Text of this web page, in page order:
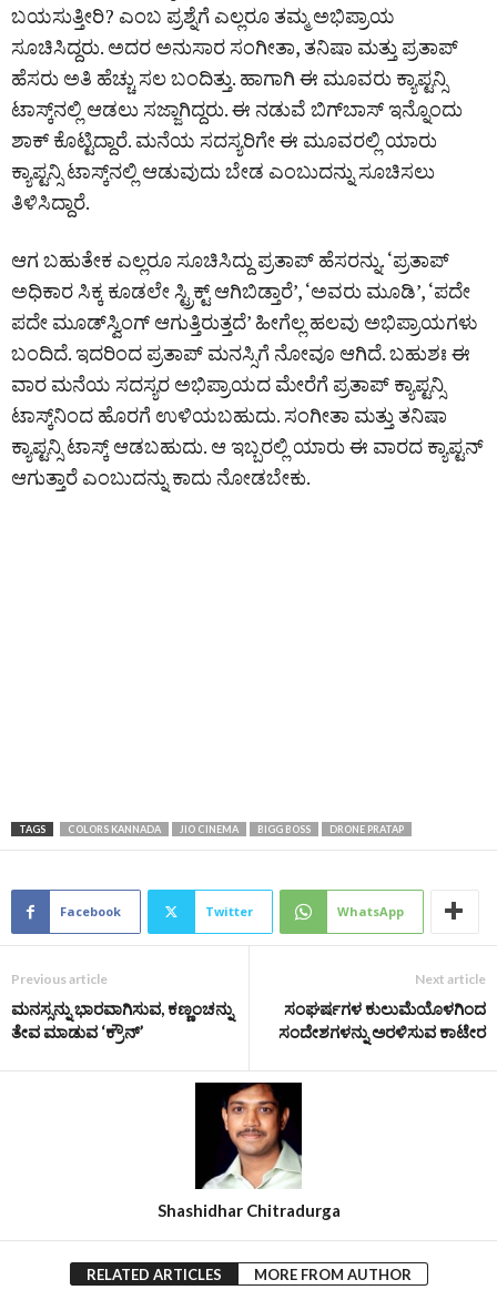
ಬಯಸುತ್ತೀರಿ? ಎಂಬ ಪ್ರಶ್ನೆಗೆ ಎಲ್ಲರೂ ತಮ್ಮ ಅಭಿಪ್ರಾಯ
ಸೂಚಿಸಿದ್ದರು. ಅದರ ಅನುಸಾರ ಸಂಗೀತಾ, ತನಿಷಾ ಮತ್ತು ಪ್ರತಾಪ್
ಹೆಸರು ಅತಿ ಹೆಚ್ಚು ಸಲ ಬಂದಿತ್ತು. ಹಾಗಾಗಿ ಈ ಮೂವರು ಕ್ಯಾಪ್ಟನ್ಸಿ
ಟಾಸ್ಕ್‌ನಲ್ಲಿ ಆಡಲು ಸಜ್ಜಾಗಿದ್ದರು. ಈ ನಡುವೆ ಬಿಗ್‌ಬಾಸ್ ಇನ್ನೊಂದು
ಶಾಕ್ ಕೊಟ್ಟಿದ್ದಾರೆ. ಮನೆಯ ಸದಸ್ಯರಿಗೇ ಈ ಮೂವರಲ್ಲಿ ಯಾರು
ಕ್ಯಾಪ್ಟನ್ಸಿ ಟಾಸ್ಕ್‌ನಲ್ಲಿ ಆಡುವುದು ಬೇಡ ಎಂಬುದನ್ನು ಸೂಚಿಸಲು
ತಿಳಿಸಿದ್ದಾರೆ.
ಆಗ ಬಹುತೇಕ ಎಲ್ಲರೂ ಸೂಚಿಸಿದ್ದು ಪ್ರತಾಪ್ ಹೆಸರನ್ನು. ‘ಪ್ರತಾಪ್‌
ಅಧಿಕಾರ ಸಿಕ್ಕ ಕೂಡಲೇ ಸ್ಟ್ರಿಕ್ಟ್ ಆಗಿಬಿಡ್ತಾರೆ’, ‘ಅವರು ಮೂಡಿ’, ‘ಪದೇ
ಪದೇ ಮೂಡ್‌ಸ್ವಿಂಗ್ ಆಗುತ್ತಿರುತ್ತದೆ’ ಹೀಗೆಲ್ಲ ಹಲವು ಅಭಿಪ್ರಾಯಗಳು
ಬಂದಿದೆ. ಇದರಿಂದ ಪ್ರತಾಪ್ ಮನಸ್ಸಿಗೆ ನೋವೂ ಆಗಿದೆ. ಬಹುಶಃ ಈ
ವಾರ ಮನೆಯ ಸದಸ್ಯರ ಅಭಿಪ್ರಾಯದ ಮೇರೆಗೆ ಪ್ರತಾಪ್‌ ಕ್ಯಾಪ್ಟನ್ಸಿ
ಟಾಸ್ಕ್‌ನಿಂದ ಹೊರಗೆ ಉಳಿಯಬಹುದು. ಸಂಗೀತಾ ಮತ್ತು ತನಿಷಾ
ಕ್ಯಾಪ್ಟನ್ಸಿ ಟಾಸ್ಕ್ ಆಡಬಹುದು. ಆ ಇಬ್ಬರಲ್ಲಿ ಯಾರು ಈ ವಾರದ ಕ್ಯಾಪ್ಟನ್
ಆಗುತ್ತಾರೆ ಎಂಬುದನ್ನು ಕಾದು ನೋಡಬೇಕು.
TAGS COLORS KANNADA JIO CINEMA BIGG BOSS DRONE PRATAP
Facebook Twitter WhatsApp
Previous article
ಮನಸ್ಸನ್ನು ಭಾರವಾಗಿಸುವ, ಕಣ್ಣಂಚನ್ನು
ತೇವ ಮಾಡುವ ‘ಕ್ರೌನ್’
Next article
ಸಂಘರ್ಷಗಳ ಕುಲುಮೆಯೊಳಗಿಂದ
ಸಂದೇಶಗಳನ್ನು ಅರಳಿಸುವ ಕಾಟೇರ
Shashidhar Chitradurga
RELATED ARTICLES MORE FROM AUTHOR